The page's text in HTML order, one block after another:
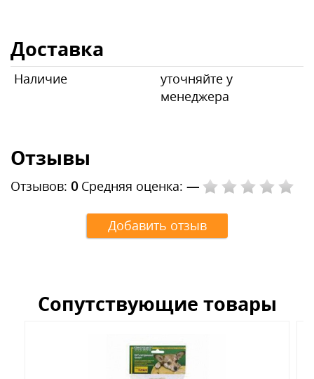
Доставка
Наличие
уточняйте у
менеджера
Отзывы
Отзывов: 0 Средняя оценка: —
Добавить отзыв
Сопутствующие товары